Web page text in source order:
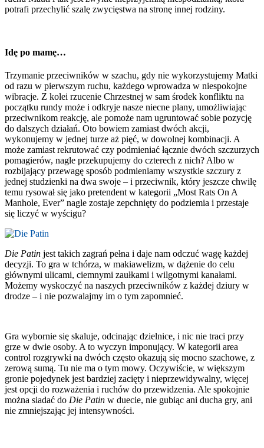
potrafi przechylić szalę zwycięstwa na stronę innej rodziny.
Idę po mamę…
Trzymanie przeciwników w szachu, gdy nie wykorzystujemy Matki
od razu w pierwszym ruchu, każdego wprowadza w niespokojne
wibracje. Z kolei rzucenie Chrzestnej w sam środek konfliktu na
początku rundy może i odkryje nasze niecne plany, umożliwiając
przeciwnikom reakcję, ale pomoże nam ugruntować sobie pozycję
do dalszych działań. Oto bowiem zamiast dwóch akcji,
wykonujemy w jednej turze aż pięć, w dowolnej kombinacji. A
może zamiast rekrutować czy podmieniać łącznie dwóch szczurzych
pomagierów, nagle przekupujemy do czterech z nich? Albo w
rozbijający przewagę sposób podmieniamy wszystkie szczury z
jednej studzienki na dwa swoje – i przeciwnik, który jeszcze chwilę
temu rysował się jako pretendent w kategorii „Most Rats On A
Manhole, Ever” nagle zostaje zepchnięty do podziemia i przestaje
się liczyć w wyścigu?
Die Patin jest takich zagrań pełna i daje nam odczuć wagę każdej
decyzji. To gra w tchórza, w makiawelizm, w dążenie do celu
głównymi ulicami, ciemnymi zaułkami i wilgotnymi kanałami.
Możemy wyskoczyć na naszych przeciwników z każdej dziury w
drodze – i nie pozwalajmy im o tym zapomnieć.
Gra wybornie się skaluje, odcinając dzielnice, i nic nie traci przy
grze w dwie osoby. A to wyczyn imponujący. W kategorii area
control rozgrywki na dwóch często okazują się mocno szachowe, z
zerową sumą. Tu nie ma o tym mowy. Oczywiście, w większym
gronie pojedynek jest bardziej zacięty i nieprzewidywalny, więcej
jest opcji do rozważenia i ruchów do przewidzenia. Ale spokojnie
można siadać do Die Patin w duecie, nie gubiąc ani ducha gry, ani
nie zmniejszając jej intensywności.